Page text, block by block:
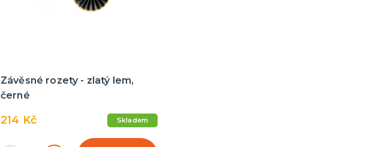
Závěsné rozety - zlatý lem,
černé
214 Kč Skladem